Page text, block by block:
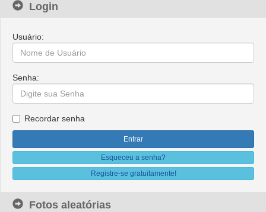
Login
Usuário:
Senha:
Recordar senha
Esqueceu a senha?
Registre-se gratuitamente!
Fotos aleatórias